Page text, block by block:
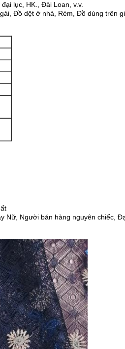
lục, HK., Đài Loan, v.v.
Đồ dệt ở nhà, Rèm, Đồ dùng trên
Nữ, Người bán hàng nguyên chiếc,